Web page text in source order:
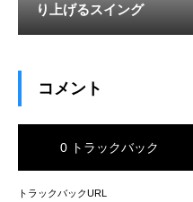
り上げるスイング
コメント
0 トラックバック
トラックバックURL